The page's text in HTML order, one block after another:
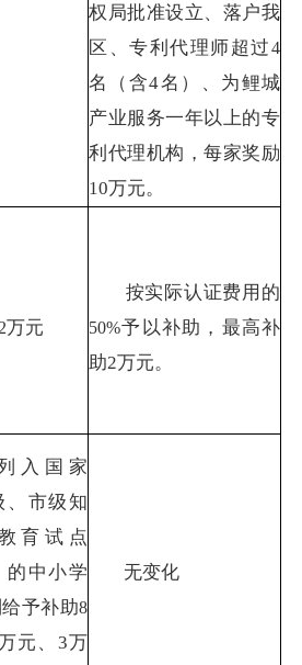
权局批准设立、落户我
区、专利代理师超过4
名（含4名）、为鲤城
产业服务一年以上的专
利代理机构，每家奖励
10万元。
2万元
按实际认证费用的
50%予以补助，最高补
助2万元。
入国家
、市级知
育试点
的中小学
予补助8
元、 3万
无变化